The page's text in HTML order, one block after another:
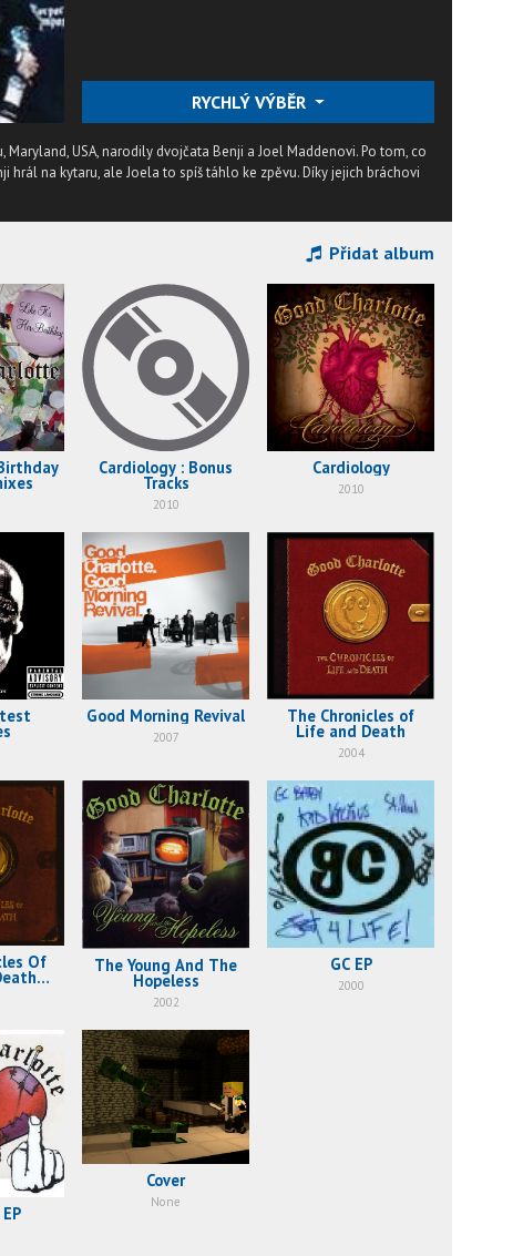
RYCHLÝ VÝBĚR
USA, narodily dvojčata Benji a Joel Maddenovi. Po tom, co
hrál na kytaru, ale Joela to spíš táhlo ke zpěvu. Díky jejich bráchovi
Přidat album
Cardiology : Bonus
Tracks
2010
Cardiology
2010
Good Morning Revival
2007
The Chronicles of
Life and Death
2004
Of The Young And The
Hopeless
2002
GC EP
2000
Cover
None